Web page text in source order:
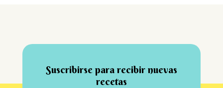
Suscribirse para recibir nuevas
recetas